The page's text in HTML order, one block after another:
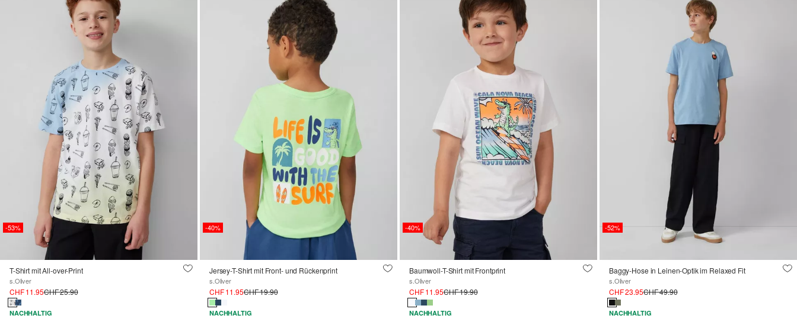
-53%
T-Shirt mit All-over-Print
s.Oliver
CHF 11.95CHF 25.90
NACHHALTIG
-40%
Jersey-T-Shirt mit Front- und Rückenprint
s.Oliver
CHF 11.95CHF 19.90
NACHHALTIG
-40%
Baumwoll-T-Shirt mit Frontprint
s.Oliver
CHF 11.95CHF 19.90
NACHHALTIG
-52%
Baggy-Hose in Leinen-Optik im Relaxed Fit
s.Oliver
CHF 23.95CHF 49.90
NACHHALTIG